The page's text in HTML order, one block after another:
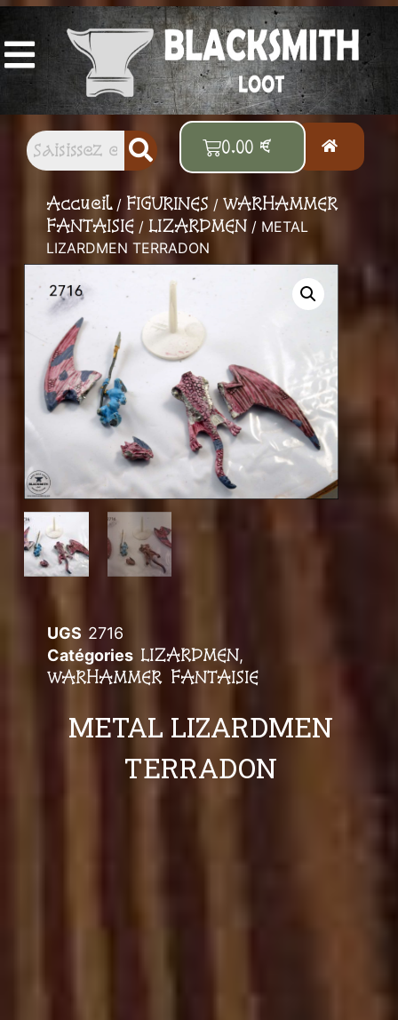
Vos figurines et accessoires Old School
préférés
0.00 €
Accueil/ FIGURINES /WARHAMMER
FANTAISIE /LIZARDMEN / METAL
LIZARDMEN TERRADON
METAL LIZARDMEN
TERRADON
UGS 2716
Catégories LIZARDMEN,
WARHAMMER FANTAISIE